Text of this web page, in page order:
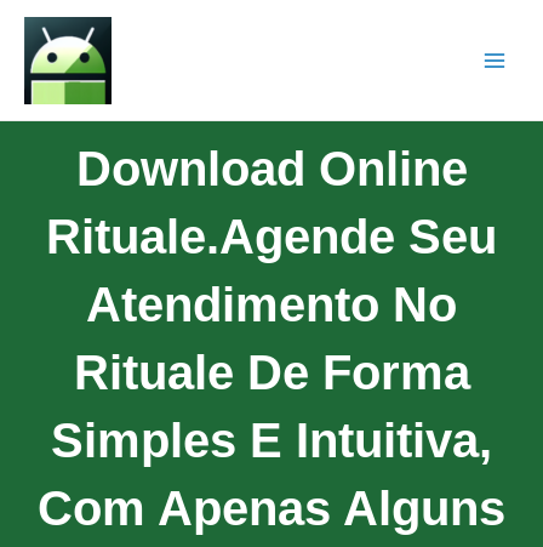
Download Online
Rituale.Agende Seu
Atendimento No
Rituale De Forma
Simples E Intuitiva,
Com Apenas Alguns